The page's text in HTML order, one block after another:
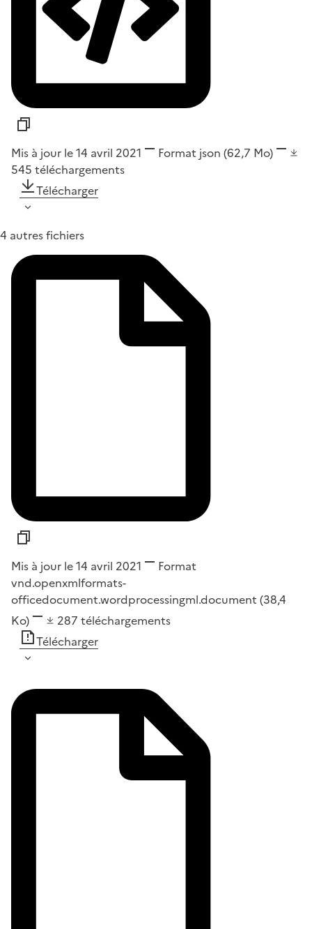
Mis à jour le 14 avril 2021 Format json (62,7 Mo)
545 téléchargements
Télécharger
4 autres fichiers
Mis à jour le 14 avril 2021
Format
vnd.openxmlformats-
officedocument.wordprocessingml.document (38,4
Ko)
287 téléchargements
Télécharger